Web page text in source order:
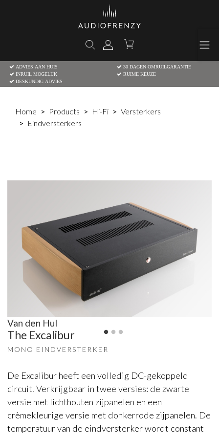
ADVIES AAN HUIS
30 DAGEN OMRUILGARANTIE
INRUIL MOGELIJK
RUIME KEUZE
DESKUNDIG ADVIES
Home Products Hi-Fi
Versterkers
Eindversterkers
Van den Hul
The Excalibur
MONO EINDVERSTERKER
De Excalibur heeft een volledig DC-gekoppeld
circuit. Verkrijgbaar in twee versies: de zwarte
versie met lichthouten zijpanelen en een
crèmekleurige versie met donkerrode zijpanelen. De
temperatuur van de eindversterker wordt constant